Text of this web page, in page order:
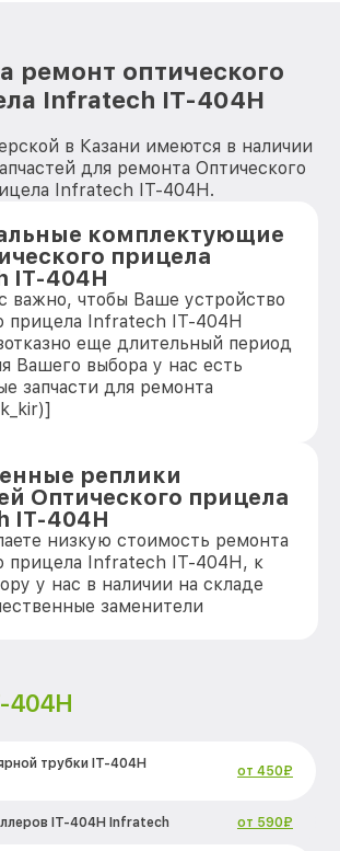
ремонт оптического
Infratech IT-404H
в Казани имеются в наличии
для ремонта Оптического
Infratech IT-404H.
комплектующие
прицела
IT-404H
важно, чтобы Ваше устройство
прицела Infratech IT-404H
еще длительный период
Вашего выбора у нас есть
запчасти для ремонта
реплики
Оптического прицела
IT-404H
низкую стоимость ремонта
прицела Infratech IT-404H, к
у нас в наличии на складе
заменители
404H
трубки IT-404H
от 450₽
IT-404H Infratech от 590₽